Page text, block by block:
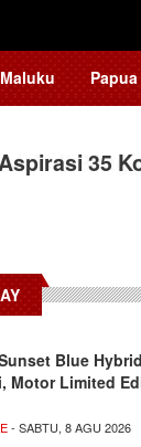
Maluku Papua
35
Blue
Motor Limited
- SABTU, 8 AGU 2026